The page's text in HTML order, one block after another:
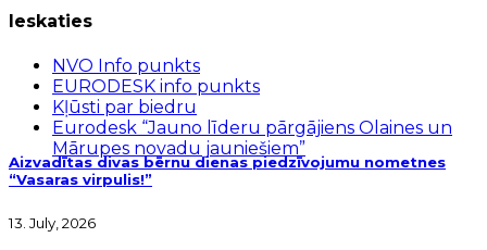
Aizvadītas divas bērnu dienas piedzīvojumu nometnes
“Vasaras virpulis!”
13. July, 2026
Ieskaties
NVO Info punkts
EURODESK info punkts
Kļūsti par biedru
Eurodesk “Jauno līderu pārgājiens Olaines un
Mārupes novadu jauniešiem”